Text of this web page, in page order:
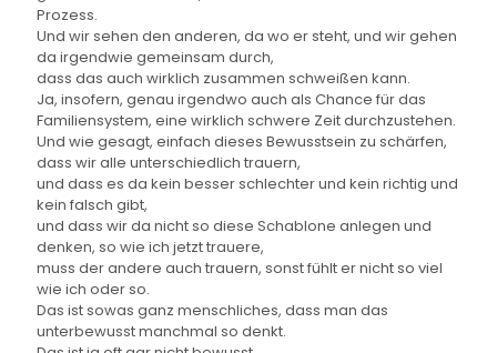
Prozess.
Und wir sehen den anderen, da wo er steht, und wir gehen
da irgendwie gemeinsam durch,
dass das auch wirklich zusammen schweißen kann.
Ja, insofern, genau irgendwo auch als Chance für das
Familiensystem, eine wirklich schwere Zeit durchzustehen.
Und wie gesagt, einfach dieses Bewusstsein zu schärfen,
dass wir alle unterschiedlich trauern,
und dass es da kein besser schlechter und kein richtig und
kein falsch gibt,
und dass wir da nicht so diese Schablone anlegen und
denken, so wie ich jetzt trauere,
muss der andere auch trauern, sonst fühlt er nicht so viel
wie ich oder so.
Das ist sowas ganz menschliches, dass man das
unterbewusst manchmal so denkt.